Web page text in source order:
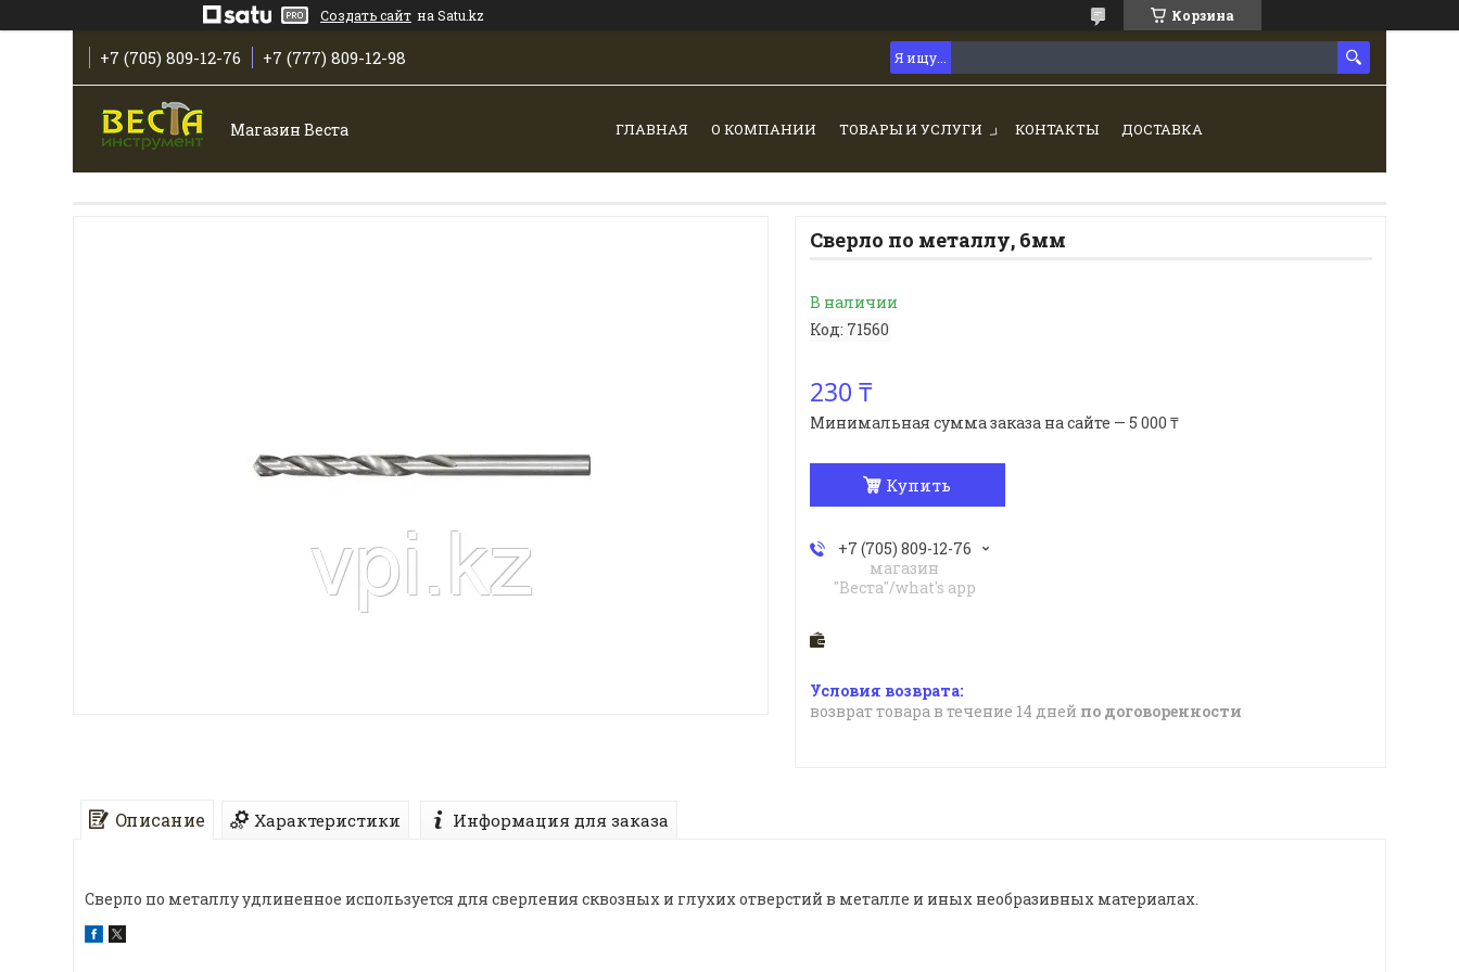
Создать сайт на Satu.kz Корзина
+7 (705) 809-12-76 +7 (777) 809-12-98
Магазин Веста ГЛАВНАЯ О КОМПАНИИ ТОВАРЫ И УСЛУГИ КОНТАКТЫ ДОСТАВКА
Сверло по металлу, 6мм
В наличии
Код: 71560
230 ₸
Минимальная сумма заказа на сайте — 5 000 ₸
Купить
+7 (705) 809-12-76
магазин
"Веста"/what's app
возврат товара в течение 14 дней по договоренности
Описание Характеристики Информация для заказа
Сверло по металлу удлиненное используется для сверления сквозных и глухих отверстий в металле и иных необразивных материалах.